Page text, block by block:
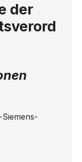
der